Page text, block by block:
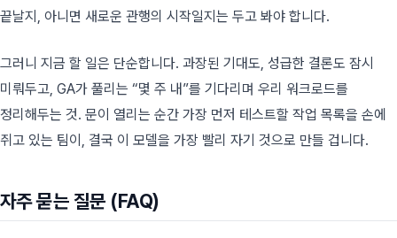
끝날지, 아니면 새로운 관행의 시작일지는 두고 봐야 합니다.
그러니 지금 할 일은 단순합니다. 과장된 기대도, 성급한 결론도 잠시
미뤄두고, GA가 풀리는 “몇 주 내”를 기다리며 우리 워크로드를
정리해두는 것. 문이 열리는 순간 가장 먼저 테스트할 작업 목록을 손에
쥐고 있는 팀이, 결국 이 모델을 가장 빨리 자기 것으로 만들 겁니다.
자주 묻는 질문 (FAQ)